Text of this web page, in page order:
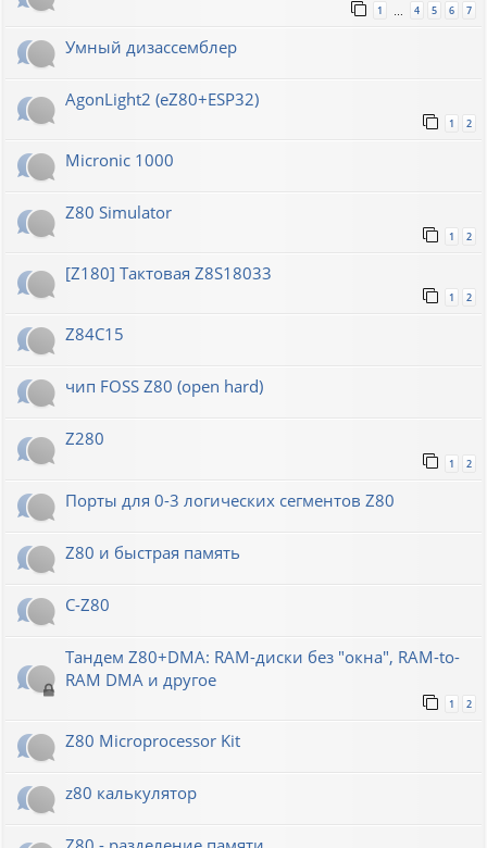
1 … 4 5 6 7
Умный дизассемблер
AgonLight2 (eZ80+ESP32)
1 2
Micronic 1000
Z80 Simulator
1 2
[Z180] Тактовая Z8S18033
1 2
Z84C15
чип FOSS Z80 (open hard)
Z280
1 2
Порты для 0-3 логических сегментов Z80
Z80 и быстрая память
C-Z80
Тандем Z80+DMA: RAM-диски без "окна", RAM-to-
RAM DMA и другое
1 2
Z80 Microprocessor Kit
z80 калькулятор